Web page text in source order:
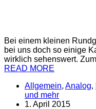
Bei einem kleinen
bei uns doch so einige
wirklich sehenswert.
READ MORE
Allgemein, Analog,
und mehr
1. April 2015